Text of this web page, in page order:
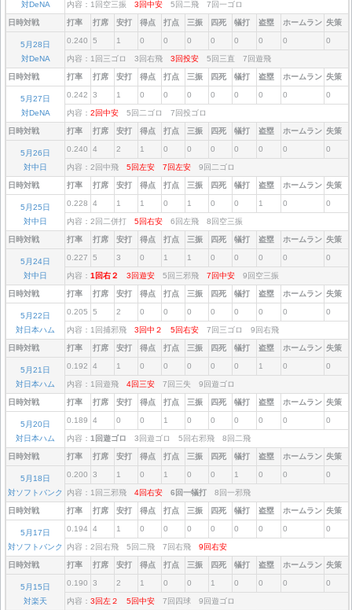
対DeNA 内容：1回空三振 3回中安 5回二飛 7回一ゴロ
日時対戦 打率 打席 安打 得点 打点 三振 四死 犠打 盗塁 ホームラン 失策
5月28日
対DeNA
0.240 5 1 0 0 0 0 0 0 0 0
内容：1回三ゴロ 3回右飛 3回投安 5回三直 7回遊飛
日時対戦 打率 打席 安打 得点 打点 三振 四死 犠打 盗塁 ホームラン 失策
5月27日
対DeNA
0.242 3 1 0 0 0 0 0 0 0 0
内容： 2回中安 5回二ゴロ 7回投ゴロ
日時対戦 打率 打席 安打 得点 打点 三振 四死 犠打 盗塁 ホームラン 失策
5月26日
対中日
0.240 4 2 1 0 0 0 0 0 0 0
内容：2回中飛 5回左安 7回左安 9回二ゴロ
日時対戦 打率 打席 安打 得点 打点 三振 四死 犠打 盗塁 ホームラン 失策
5月25日
対中日
0.228 4 1 1 0 1 0 0 1 0 0
内容：2回二併打 5回右安 6回左飛 8回空三振
日時対戦 打率 打席 安打 得点 打点 三振 四死 犠打 盗塁 ホームラン 失策
5月24日
対中日
0.227 5 3 0 1 1 0 0 0 0 0
内容： 1回右２ 3回遊安 5回三邪飛 7回中安 9回空三振
日時対戦 打率 打席 安打 得点 打点 三振 四死 犠打 盗塁 ホームラン 失策
5月22日
対日本ハム
0.205 5 2 0 0 0 0 0 0 0 0
内容：1回捕邪飛 3回中２ 5回右安 7回三ゴロ 9回右飛
日時対戦 打率 打席 安打 得点 打点 三振 四死 犠打 盗塁 ホームラン 失策
5月21日
対日本ハム
0.192 4 1 0 0 0 0 0 1 0 0
内容：1回遊飛 4回三安 7回三失 9回遊ゴロ
日時対戦 打率 打席 安打 得点 打点 三振 四死 犠打 盗塁 ホームラン 失策
5月20日
対日本ハム
0.189 4 0 0 1 0 0 0 0 0 0
内容： 1回遊ゴロ 3回遊ゴロ 5回右邪飛 8回二飛
日時対戦 打率 打席 安打 得点 打点 三振 四死 犠打 盗塁 ホームラン 失策
5月18日
対ソフトバンク
0.200 3 1 0 1 0 0 1 0 0 0
内容：1回三邪飛 4回右安 6回一犠打 8回一邪飛
日時対戦 打率 打席 安打 得点 打点 三振 四死 犠打 盗塁 ホームラン 失策
5月17日
対ソフトバンク
0.194 4 1 0 0 0 0 0 0 0 0
内容：2回右飛 5回二飛 7回右飛 9回右安
日時対戦 打率 打席 安打 得点 打点 三振 四死 犠打 盗塁 ホームラン 失策
5月15日
対楽天
0.190 3 2 1 0 0 1 0 0 0 0
内容： 3回左２ 5回中安 7回四球 9回遊ゴロ